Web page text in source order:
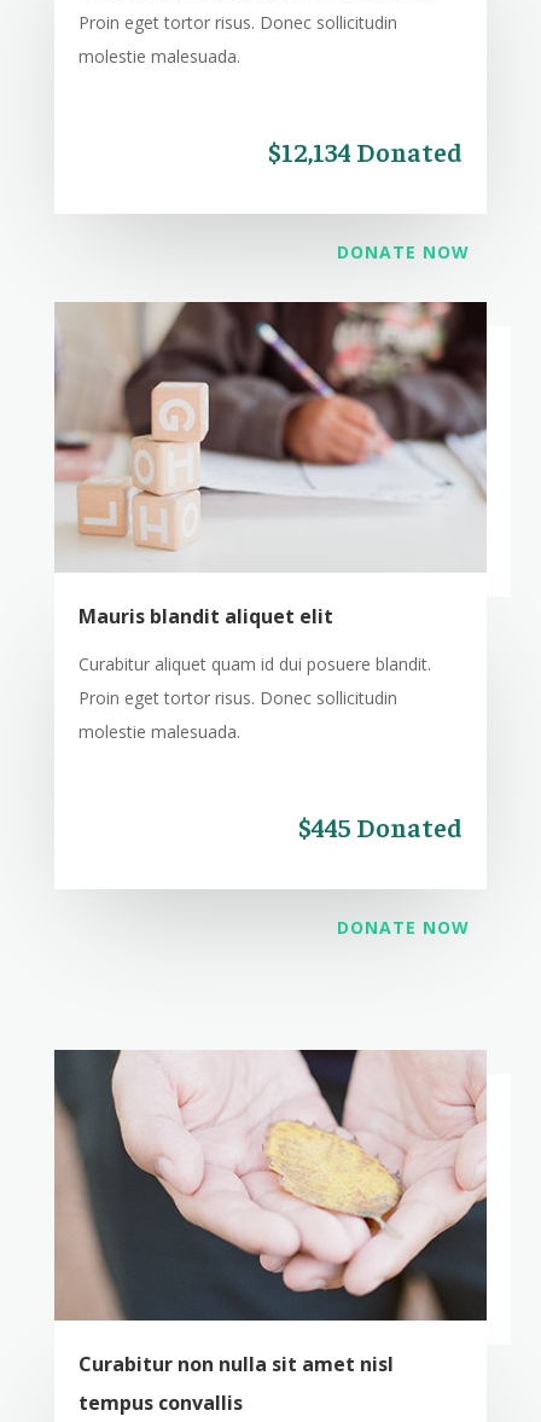
Proin eget tortor risus. Donec sollicitudin
molestie malesuada.
$12,134 Donated
DONATE NOW
Mauris blandit aliquet elit
Curabitur aliquet quam id dui posuere blandit.
Proin eget tortor risus. Donec sollicitudin
molestie malesuada.
$445 Donated
DONATE NOW
Curabitur non nulla sit amet nisl
tempus convallis